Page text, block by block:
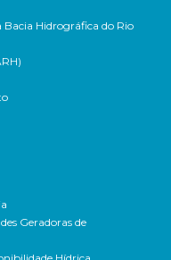
Bacia Hidrográfica do Rio
Geradoras de